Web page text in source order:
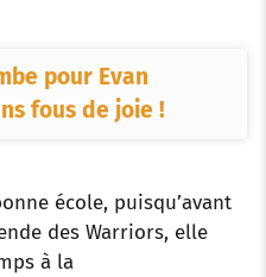
pour Evan
fous de joie !
école, puisqu’avant
des Warriors, elle
à la